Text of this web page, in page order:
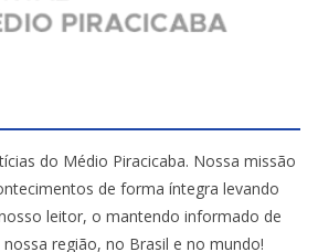
do Médio Piracicaba. Nossa missão
de forma íntegra levando
leitor, o mantendo informado de
região, no Brasil e no mundo!